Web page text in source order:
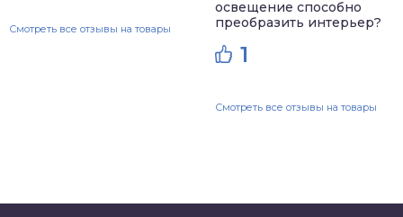
Смотреть все отзывы на товары
освещение способно
преобразить интерьер?
1
Смотреть все отзывы на товары